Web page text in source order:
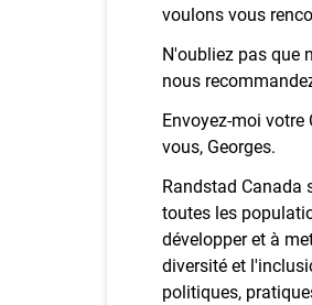
voulons vous
N'oubliez pas que
nous
Envoyez-moi
vous, Georges.
Randstad Canada
toutes les
développer et à
diversité et
politiques,